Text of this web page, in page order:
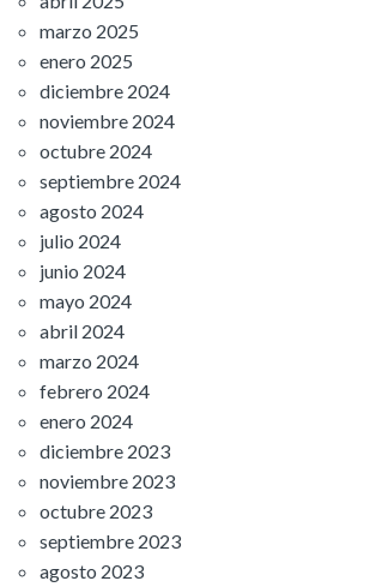
marzo 2025
enero 2025
diciembre 2024
noviembre 2024
octubre 2024
septiembre 2024
agosto 2024
julio 2024
junio 2024
mayo 2024
abril 2024
marzo 2024
febrero 2024
enero 2024
diciembre 2023
noviembre 2023
octubre 2023
septiembre 2023
agosto 2023